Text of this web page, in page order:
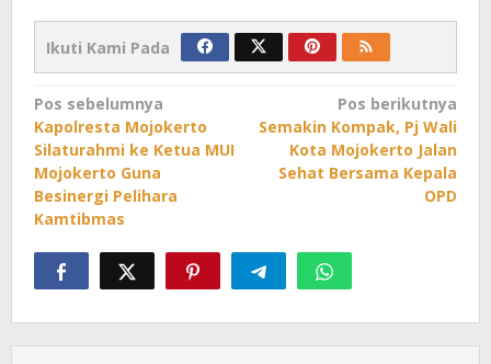
Ikuti Kami Pada
Navigasi
pos
Pos sebelumnya
Kapolresta Mojokerto
Silaturahmi ke Ketua MUI
Mojokerto Guna
Besinergi Pelihara
Kamtibmas
Pos berikutnya
Semakin Kompak, Pj Wali
Kota Mojokerto Jalan
Sehat Bersama Kepala
OPD